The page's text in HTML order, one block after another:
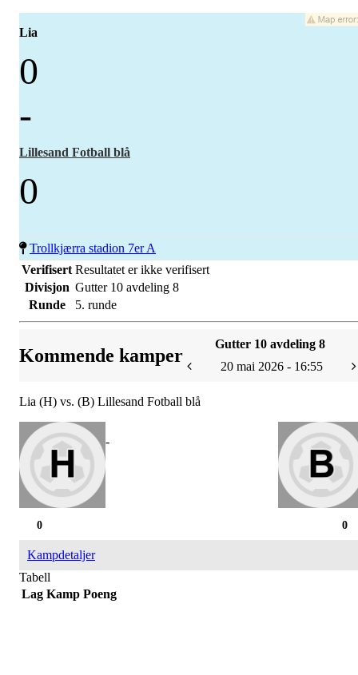
Lia
0
-
Lillesand Fotball blå
0
Trollkjærra stadion 7er A
Verifisert Resultatet er ikke verifisert
Divisjon Gutter 10 avdeling 8
Runde
5. runde
Kommende kamper
Gutter 10 avdeling 8
20 mai 2026 - 16:55
Lia (H) vs. (B) Lillesand Fotball blå
-
0
0
Kampdetaljer
Tabell
Lag Kamp Poeng